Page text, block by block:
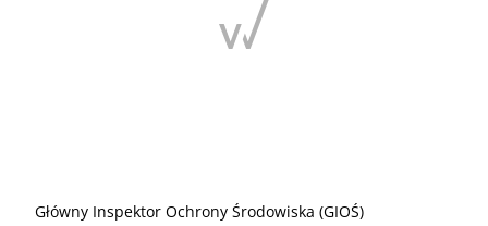
Główny Inspektor Ochrony Środowiska (GIOŚ)